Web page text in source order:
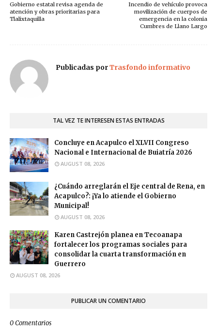
Incendio de vehículo provoca
movilización de cuerpos de
emergencia en la colonia
Cumbres de Llano Largo
Gobierno estatal revisa agenda de
atención y obras prioritarias para
Tlalixtaquilla
Publicadas porTrasfondo informativo
TAL VEZ TE INTERESEN ESTAS ENTRADAS
Concluye en Acapulco el XLVII Congreso
Nacional e Internacional de Buiatría 2026
AUGUST 08, 2026
¿Cuándo arreglarán el Eje central de Rena, en
Acapulco?: ¡Ya lo atiende el Gobierno
Municipal!
AUGUST 08, 2026
Karen Castrejón planea en Tecoanapa
fortalecer los programas sociales para
consolidar la cuarta transformación en
Guerrero
AUGUST 08, 2026
PUBLICAR UN COMENTARIO
0 Comentarios